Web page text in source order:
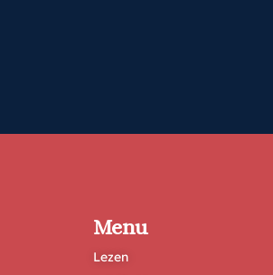
Menu
Lezen